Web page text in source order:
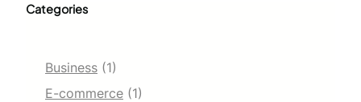
Categories
Business (1)
E-commerce (1)